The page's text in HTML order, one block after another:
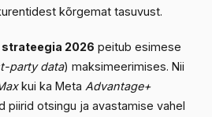
kõrgemat tasuvust.
2026 peitub esimese
party data) maksimeerimises. Nii
kui ka Meta Advantage+
piirid otsingu ja avastamise vahel